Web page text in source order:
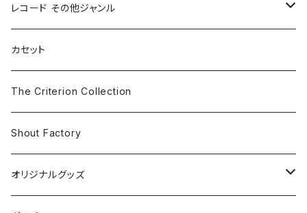
ホラー/スリラー
SF
ドラマ/ロマンス
アクション/クライム
コメディ
レコード その他ジャンル
Rock & Pop
The Smiths
Iron and Wine
Classical
Electronic & Ambient
New Order
Jazz
カセット
The Criterion Collection
Shout Factory
オリジナルグッズ